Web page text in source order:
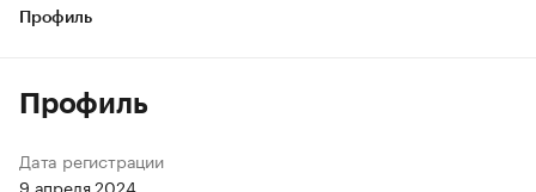
Профиль
Профиль
Дата регистрации
9 апреля 2024